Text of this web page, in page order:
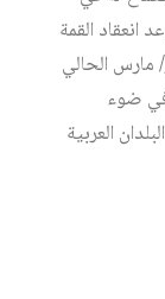
انعقاد القمة
مقررة في بغداد في 29 آذار/ مارس الحالي
في ضوء
العربية